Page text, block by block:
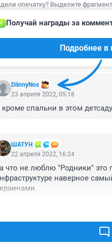
опечатку? Выделите
16
DlinnyNos
Получай награды за
Подробнее в
23 апреля 2022, 05:18
спальни в этом
ШАТУН
22 апреля 2022, 16:24
что не люблю "Родники" это
наверное